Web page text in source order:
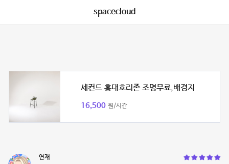
spacecloud
세컨드 홍대호리존 조명무료,배경지
16,500 원/시간
연재